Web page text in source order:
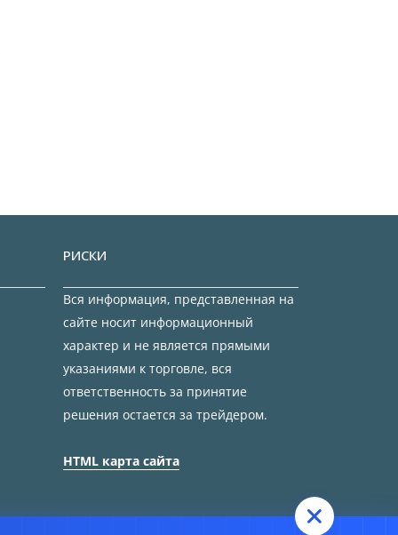
РИСКИ
Вся информация, представленная на
сайте носит информационный
характер и не является прямыми
указаниями к торговле, вся
ответственность за принятие
решения остается за трейдером.
HTML карта сайта